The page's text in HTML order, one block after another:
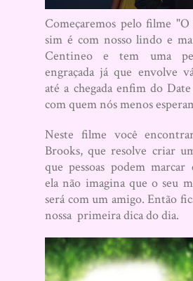
Começaremos pelo filme
sim é com nosso lindo e
Centineo e tem uma
engraçada já que envolve
até a chegada enfim do
com quem nós menos
Neste filme você
Brooks, que resolve criar
que pessoas podem marcar
ela não imagina que o seu
será com um amigo. Então
nossa primeira dica do dia.